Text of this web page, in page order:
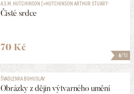
6/10
A.S.M. HUTCHINSON [=HUTCHINSON ARTHUR STUART-
MENTETH]
Čisté srdce
70 Kč
ŠVADLENKA BOHUSLAV
Obrázky z dějin výtvarného umění